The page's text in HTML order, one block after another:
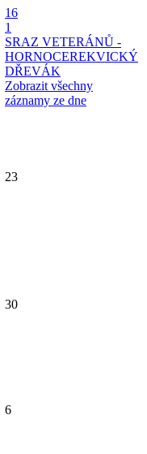
16
1
SRAZ VETERÁNŮ -
HORNOCEREKVICKÝ
DŘEVÁK
Zobrazit všechny
záznamy ze dne
23
30
6